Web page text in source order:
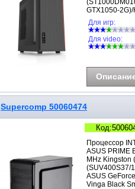
GTX1050-
Для игр:
Для video:
Supercomp 50060474
Процессор
ASUS PRIME
MHz Kingston
(SUV400S37/
ASUS
Vinga Black